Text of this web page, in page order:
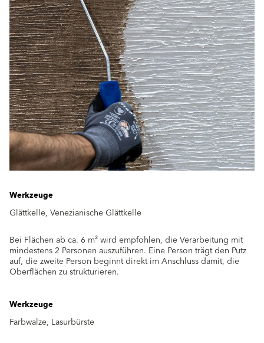
Werkzeuge
Glättkelle, Venezianische Glättkelle
Bei Flächen ab ca. 6 m² wird empfohlen, die Verarbeitung mit
mindestens 2 Personen auszuführen. Eine Person trägt den Putz
auf, die zweite Person beginnt direkt im Anschluss damit, die
Oberflächen zu strukturieren.
Werkzeuge
Farbwalze, Lasurbürste